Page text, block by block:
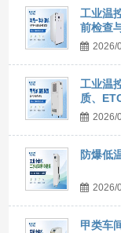
工业温
前检查
2026/
工业温
质、
2026/
防爆低
2026/
甲类车